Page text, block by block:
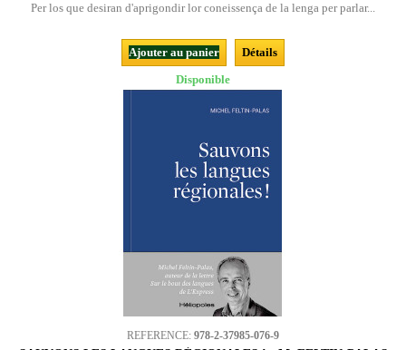
Per los que desiran d'aprigondir lor coneissença de la lenga per parlar...
Ajouter au panier
Détails
Disponible
REFERENCE: 978-2-37985-076-9